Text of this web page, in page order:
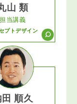
山 類
担当講義
プトデザイン
田 順久